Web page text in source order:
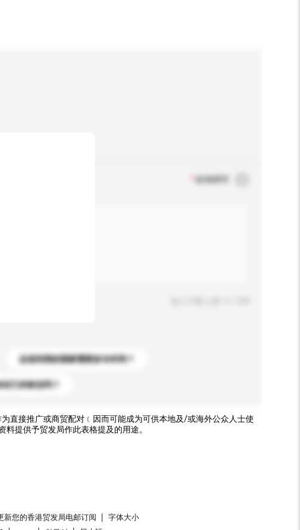
必须填写
运送到我的国家需要多长时间？
己的标志吗？
直接推广或商贸配对﹝因而可能成为可供本地及/或海外公众人士使
提供予贸发局作此表格提及的用途。
新您的香港贸发局电邮订阅
字体大小